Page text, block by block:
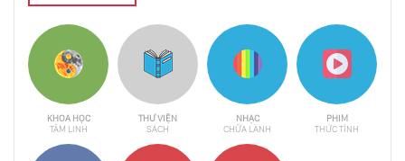
KHOA HỌC
TÂM LINH
THƯ VIỆN
SÁCH
NHẠC
CHỮA LÀNH
PHIM
THỨC TỈNH